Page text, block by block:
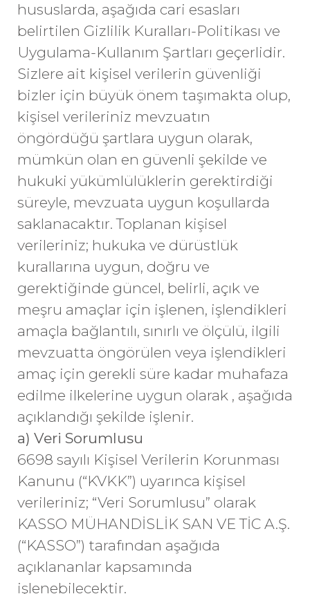
hususlarda, aşağıda cari esasları
belirtilen Gizlilik Kuralları-Politikası ve
Uygulama-Kullanım Şartları geçerlidir.
Sizlere ait kişisel verilerin güvenliği
bizler için büyük önem taşımakta olup,
kişisel verileriniz mevzuatın
öngördüğü şartlara uygun olarak,
mümkün olan en güvenli şekilde ve
hukuki yükümlülüklerin gerektirdiği
süreyle, mevzuata uygun koşullarda
saklanacaktır. Toplanan kişisel
verileriniz; hukuka ve dürüstlük
kurallarına uygun, doğru ve
gerektiğinde güncel, belirli, açık ve
meşru amaçlar için işlenen, işlendikleri
amaçla bağlantılı, sınırlı ve ölçülü, ilgili
mevzuatta öngörülen veya işlendikleri
amaç için gerekli süre kadar muhafaza
edilme ilkelerine uygun olarak , aşağıda
açıklandığı şekilde işlenir.
a) Veri Sorumlusu
6698 sayılı Kişisel Verilerin Korunması
Kanunu (“KVKK”) uyarınca kişisel
verileriniz; “Veri Sorumlusu” olarak
KASSO MÜHANDİSLİK SAN VE TİC A.Ş.
(“KASSO”) tarafından aşağıda
açıklananlar kapsamında
işlenebilecektir.